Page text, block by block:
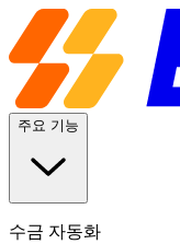
주요 기능
수금 자동화